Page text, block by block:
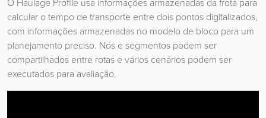
calcular o tempo de transporte entre dois pontos digitalizados,
com informações armazenadas no modelo de bloco para um
planejamento preciso. Nós e segmentos podem ser
compartilhados entre rotas e vários cenários podem ser
executados para avaliação.